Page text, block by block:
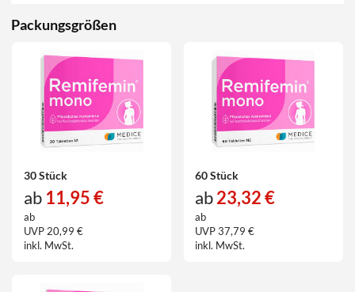
Packungsgrößen
30 Stück
ab 11,95 €
ab
UVP 20,99 €
inkl. MwSt.
60 Stück
ab23,32 €
ab
UVP 37,79 €
inkl. MwSt.